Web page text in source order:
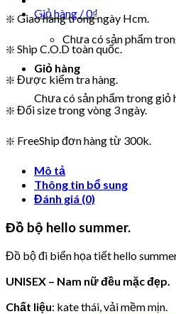
Giỏ hàng /0₫
Chưa có sản phẩm
Giỏ hàng
Chưa có sản phẩm trong giỏ
❇️ Giao hàng trong ngày Hcm.
❇️ Ship C.O.D toàn quốc.
❇️ Được kiểm tra hàng.
❇️ Đổi size trong vòng 3 ngày.
❇️ FreeShip đơn hàng từ 300k.
Mô tả
Thông tin bổ sung
Đánh giá (0)
Đồ bộ hello summer.
Đồ bộ đi biển họa tiết hello
UNISEX – Nam nữ đều mặc đẹp.
Chất liệu: kate thái, vải mềm mịn.